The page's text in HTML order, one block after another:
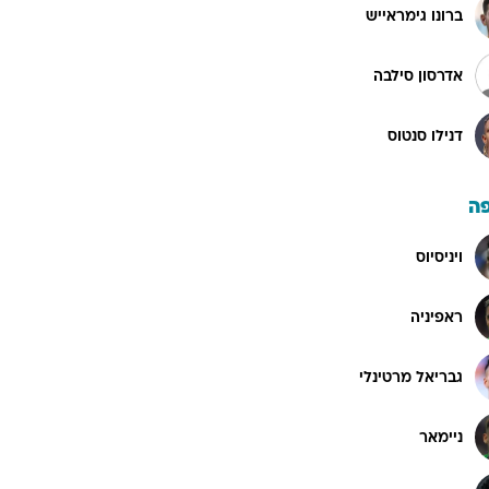
ברונו גימראייש
אדרסון סילבה
דנילו סנטוס
ויניסיוס
ראפיניה
גבריאל מרטינלי
ניימאר